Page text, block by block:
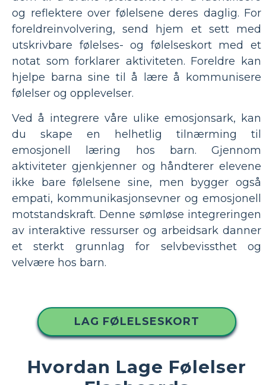
og reflektere over følelsene deres daglig. For
foreldreinvolvering, send hjem et sett med
utskrivbare følelses- og følelseskort med et
notat som forklarer aktiviteten. Foreldre kan
hjelpe barna sine til å lære å kommunisere
følelser og opplevelser.
Ved å integrere våre ulike emosjonsark, kan
du skape en helhetlig tilnærming til
emosjonell læring hos barn. Gjennom
aktiviteter gjenkjenner og håndterer elevene
ikke bare følelsene sine, men bygger også
empati, kommunikasjonsevner og emosjonell
motstandskraft. Denne sømløse integreringen
av interaktive ressurser og arbeidsark danner
et sterkt grunnlag for selvbevissthet og
velvære hos barn.
LAG FØLELSESKORT
Hvordan Lage Følelser